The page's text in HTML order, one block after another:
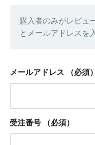
購入者のみがレビュ
とメールアドレスを
メールアドレス （必須）
受注番号 （必須）